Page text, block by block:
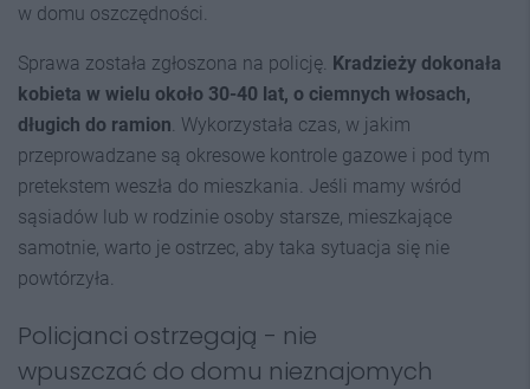
w domu oszczędności.
Sprawa została zgłoszona na policję. Kradzieży dokonała
kobieta w wielu około 30-40 lat, o ciemnych włosach,
długich do ramion . Wykorzystała czas, w jakim
przeprowadzane są okresowe kontrole gazowe i pod tym
pretekstem weszła do mieszkania. Jeśli mamy wśród
sąsiadów lub w rodzinie osoby starsze, mieszkające
samotnie, warto je ostrzec, aby taka sytuacja się nie
powtórzyła.
Policjanci ostrzegają - nie
wpuszczać do domu nieznajomych